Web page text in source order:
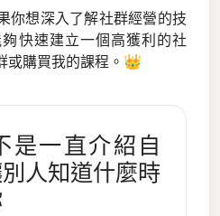
你想深入了解社群經營的技
快速建立一個高獲利的社
或購買我的課程。👑
是一直介紹自
人知道什麼時